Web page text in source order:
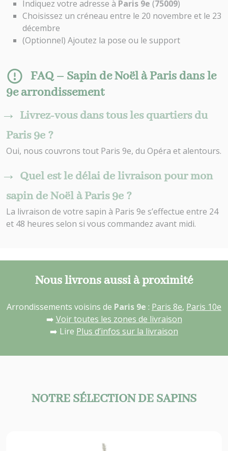
Indiquez votre adresse à Paris 9e (75009)
Choisissez un créneau entre le 20 novembre et le 23
décembre
(Optionnel) Ajoutez la pose ou le support
FAQ – Sapin de Noël à Paris dans le
9e arrondissement
Livrez-vous dans tous les quartiers du
Paris 9e ?
Oui, nous couvrons tout Paris 9e, du Opéra et alentours.
Quel est le délai de livraison pour mon
sapin de Noël à Paris 9e ?
La livraison de votre sapin à Paris 9e s’effectue entre 24
et 48 heures selon si vous commandez avant midi.
Nous livrons aussi à proximité
Arrondissements voisins de Paris 9e : Paris 8e, Paris 10e
➡️ Voir toutes les zones de livraison
➡️ Lire Plus d’infos sur la livraison
NOTRE SÉLECTION DE SAPINS